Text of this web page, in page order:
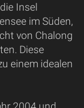
Insel
im Süden,
von Chalong
Diese
einem idealen